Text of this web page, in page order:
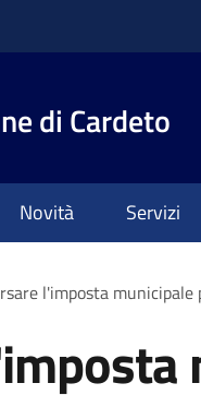
di Cardeto
Novità Servizi
pane
l'imposta municipale